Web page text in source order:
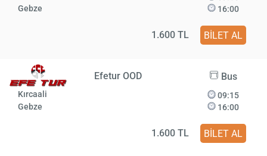
Gebze
16:00
1.600 TL BİLET AL
Efetur OOD Bus
Kırcaali
Gebze
09:15
16:00
1.600 TL BİLET AL